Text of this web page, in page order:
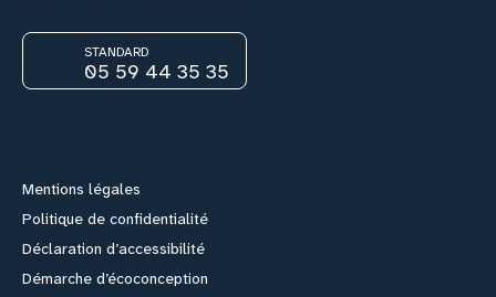
STANDARD
05 59 44 35 35
Mentions légales
Politique de confidentialité
Déclaration d’accessibilité
Démarche d’écoconception